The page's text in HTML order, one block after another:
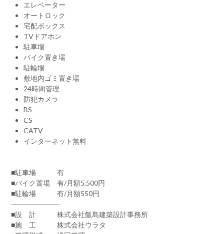
エレベーター
オートロック
宅配ボックス
TVドアホン
駐車場
バイク置き場
駐輪場
敷地内ゴミ置き場
24時間管理
防犯カメラ
BS
CS
CATV
インターネット無料
■駐車場 有
■バイク置場 有/月額5,500円
■駐輪場 有/月額550円
―――――――
■設 計 株式会社飯島建築設計事務所
■施 工 株式会社ウラタ